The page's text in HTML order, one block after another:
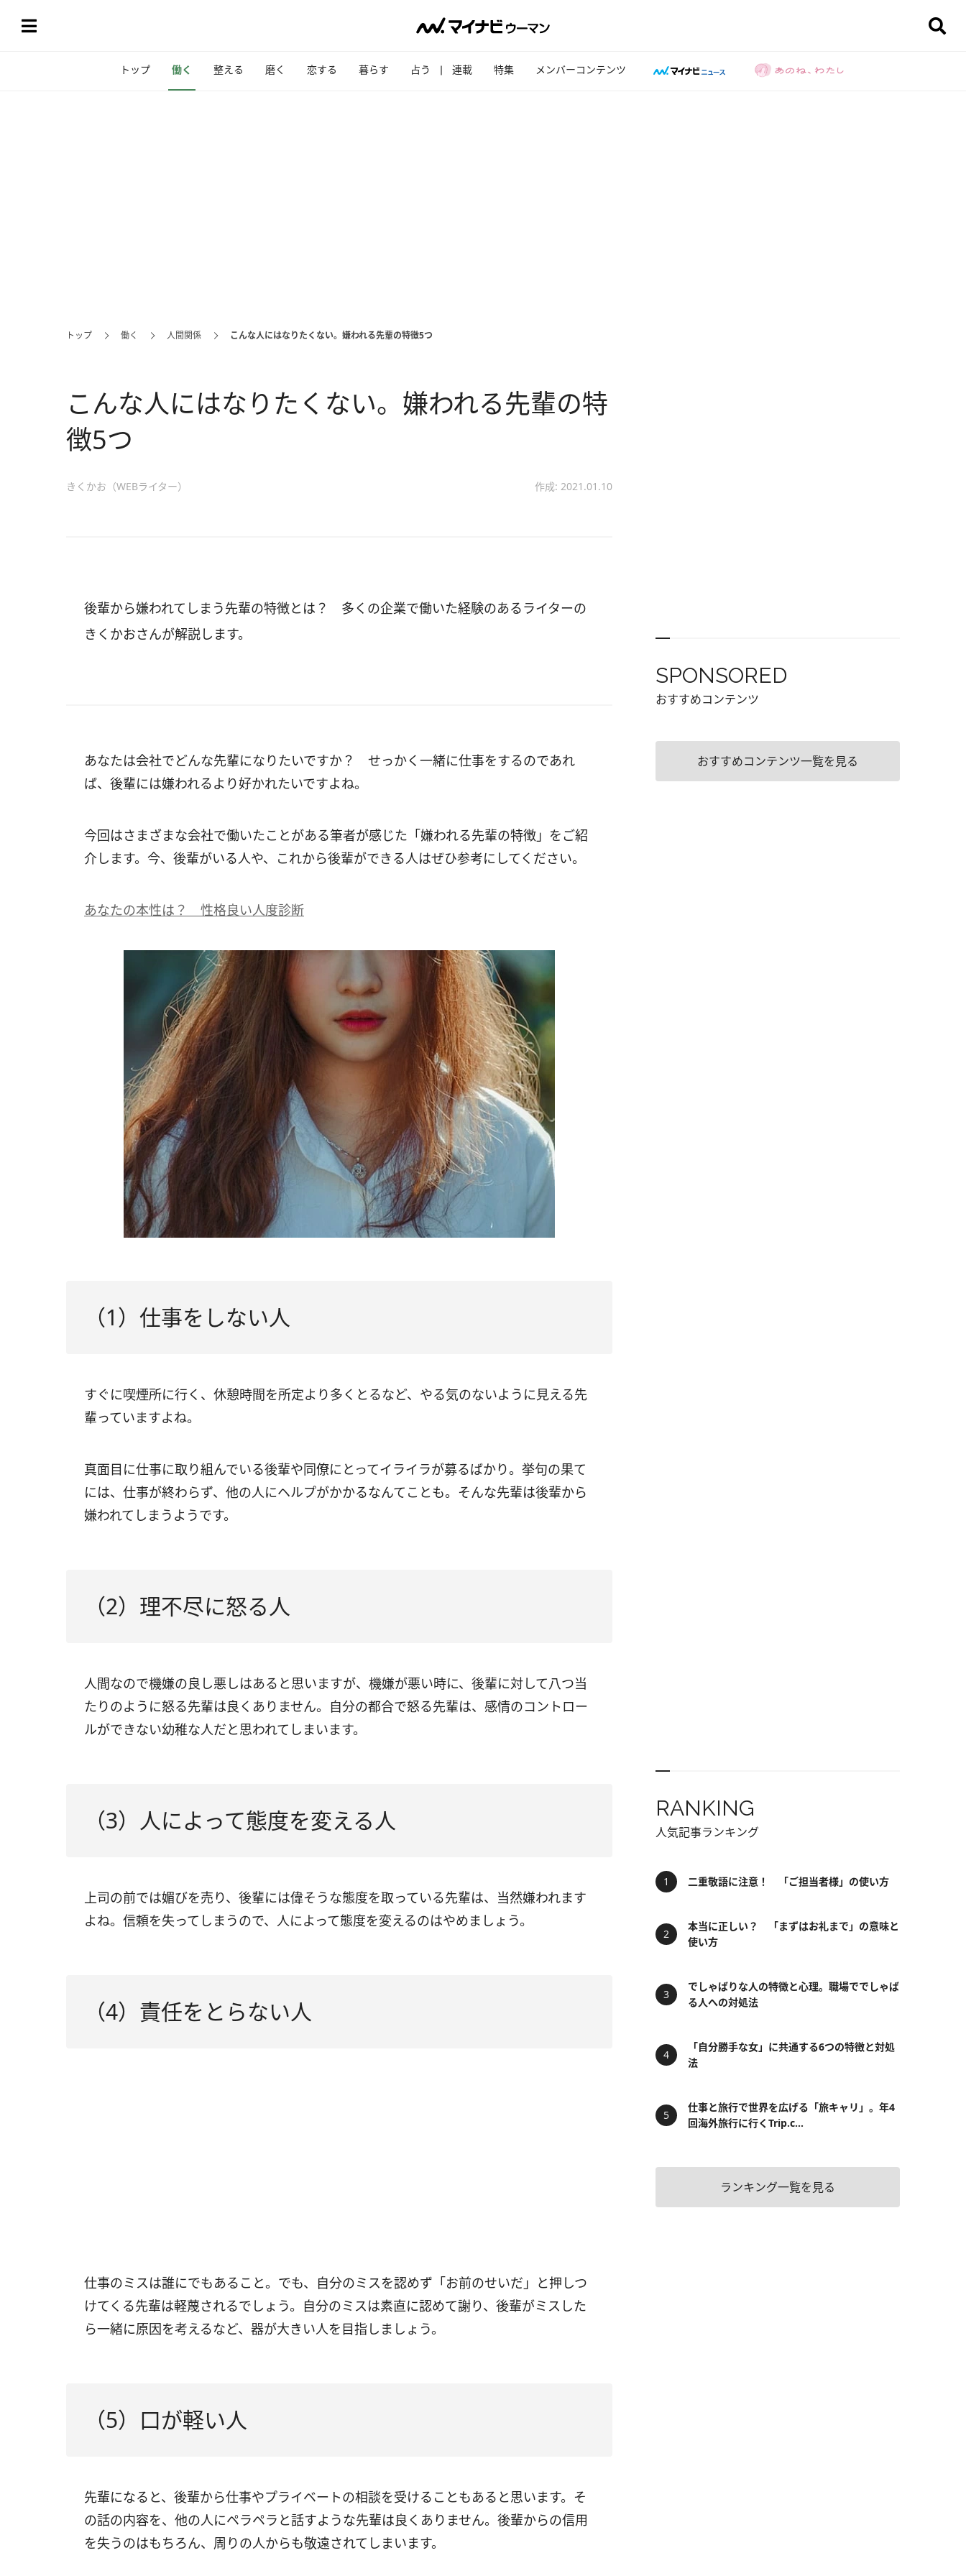
トップ 働く 整える 磨く 恋する 暮らす 占う 連載 特集 メンバーコンテンツ
トップ 働く 人間関係 こんな人にはなりたくない。嫌われる先輩の特徴5つ
こんな人にはなりたくない。嫌われる先輩の特
徴5つ
きくかお（WEBライター） 作成: 2021.01.10
後輩から嫌われてしまう先輩の特徴とは？ 多くの企業で働いた経験のあるライターの
きくかおさんが解説します。
あなたは会社でどんな先輩になりたいですか？ せっかく一緒に仕事をするのであれ
ば、後輩には嫌われるより好かれたいですよね。
今回はさまざまな会社で働いたことがある筆者が感じた「嫌われる先輩の特徴」をご紹
介します。今、後輩がいる人や、これから後輩ができる人はぜひ参考にしてください。
あなたの本性は？ 性格良い人度診断
（1）仕事をしない人
すぐに喫煙所に行く、休憩時間を所定より多くとるなど、やる気のないように見える先
輩っていますよね。
真面目に仕事に取り組んでいる後輩や同僚にとってイライラが募るばかり。挙句の果て
には、仕事が終わらず、他の人にヘルプがかかるなんてことも。そんな先輩は後輩から
嫌われてしまうようです。
（2）理不尽に怒る人
人間なので機嫌の良し悪しはあると思いますが、機嫌が悪い時に、後輩に対して八つ当
たりのように怒る先輩は良くありません。自分の都合で怒る先輩は、感情のコントロー
ルができない幼稚な人だと思われてしまいます。
（3）人によって態度を変える人
上司の前では媚びを売り、後輩には偉そうな態度を取っている先輩は、当然嫌われます
よね。信頼を失ってしまうので、人によって態度を変えるのはやめましょう。
（4）責任をとらない人
仕事のミスは誰にでもあること。でも、自分のミスを認めず「お前のせいだ」と押しつ
けてくる先輩は軽蔑されるでしょう。自分のミスは素直に認めて謝り、後輩がミスした
ら一緒に原因を考えるなど、器が大きい人を目指しましょう。
（5）口が軽い人
先輩になると、後輩から仕事やプライベートの相談を受けることもあると思います。そ
の話の内容を、他の人にペラペラと話すような先輩は良くありません。後輩からの信用
を失うのはもちろん、周りの人からも敬遠されてしまいます。
SPONSORED
おすすめコンテンツ
おすすめコンテンツ一覧を見る
RANKING
人気記事ランキング
二重敬語に注意！ 「ご担当者様」の使い方
本当に正しい？ 「まずはお礼まで」の意味と
使い方
でしゃばりな人の特徴と心理。職場ででしゃば
る人への対処法
「自分勝手な女」に共通する6つの特徴と対処
法
仕事と旅行で世界を広げる「旅キャリ」。年4
回海外旅行に行くTrip.c...
ランキング一覧を見る